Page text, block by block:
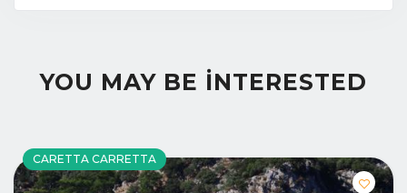
YOU MAY BE INTERESTED
CARETTA CARRETTA